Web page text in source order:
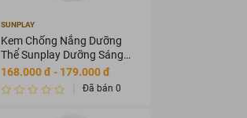
SUNPLAY
Kem Chống Nắng Dưỡng
Thể Sunplay Dưỡng Sáng
Mịn Da 150g
168.000 đ - 179.000 đ
Đã bán 0